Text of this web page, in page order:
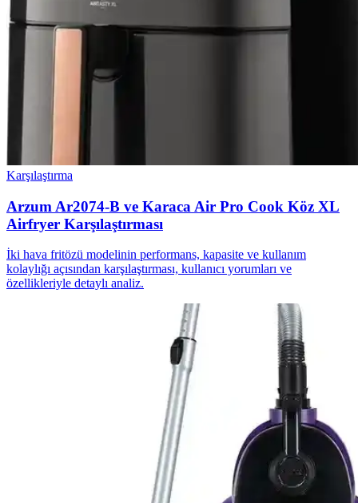
Karşılaştırma
Arzum Ar2074-B ve Karaca Air Pro Cook Köz XL
Airfryer Karşılaştırması
İki hava fritözü modelinin performans, kapasite ve kullanım
kolaylığı açısından karşılaştırması, kullanıcı yorumları ve
özellikleriyle detaylı analiz.